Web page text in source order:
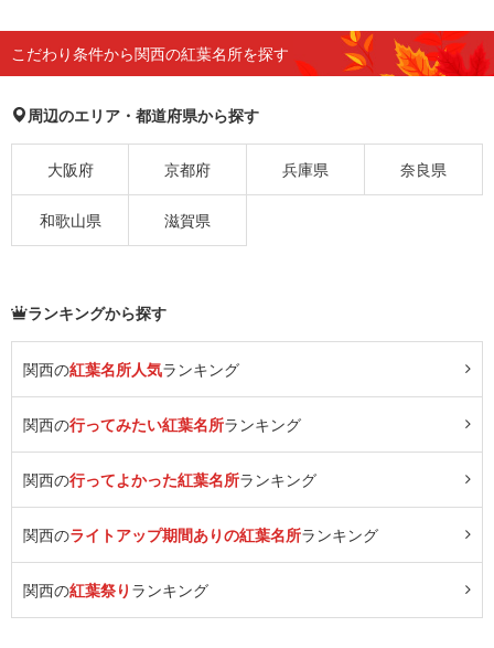
こだわり条件から関西の紅葉名所を探す
周辺のエリア・都道府県から探す
大阪府 京都府 兵庫県 奈良県
和歌山県 滋賀県
ランキングから探す
関西の紅葉名所人気ランキング
関西の行ってみたい紅葉名所ランキング
関西の行ってよかった紅葉名所ランキング
関西のライトアップ期間ありの紅葉名所ランキング
関西の紅葉祭り ランキング